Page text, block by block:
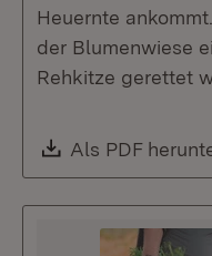
Heuernte
der Blumenwiese
Rehkitze gerettet
Download:
Als PDF